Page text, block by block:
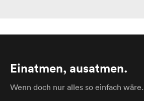
Einatmen, ausatmen.
Wenn doch nur alles so einfach wäre.